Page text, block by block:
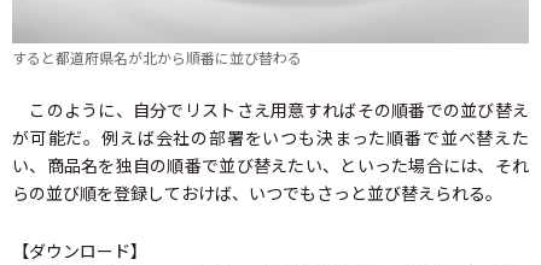
すると都道府県名が北から順番に並び替わる
このように、自分でリストさえ用意すればその順番での並び替え
が可能だ。例えば会社の部署をいつも決まった順番で並べ替えた
い、商品名を独自の順番で並び替えたい、といった場合には、それ
らの並び順を登録しておけば、いつでもさっと並び替えられる。
【ダウンロード】